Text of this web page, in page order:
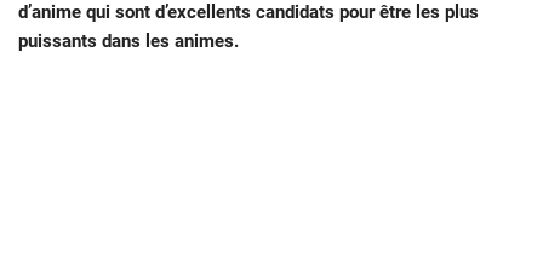
d’anime qui sont d’excellents candidats pour être les plus
puissants dans les animes.